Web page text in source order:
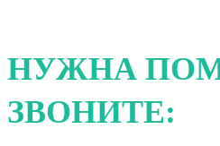
НУЖНА
ЗВОНИТЕ: